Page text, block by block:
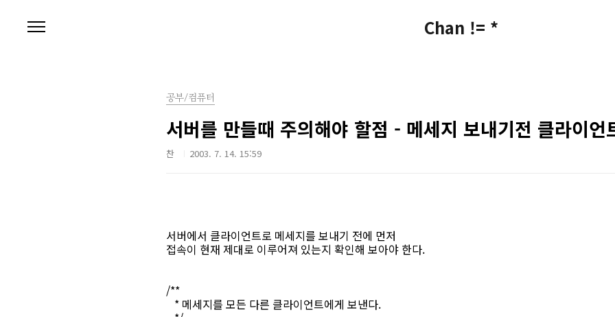
Chan != *
공부/컴퓨터
서버를 만들때 주의해야 할점 - 메세지 보내기전 클라이언
찬 2003. 7. 14. 15:59
서버에서 클라이언트로 메세지를 보내기 전에 먼저
접속이 현재 제대로 이루어져 있는지 확인해 보아야 한다.
/**
* 메세지를 모든 다른 클라이언트에게 보낸다.